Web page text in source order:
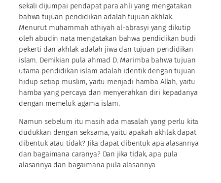
sekali dijumpai pendapat para ahli yang mengatakan
bahwa tujuan pendidikan adalah tujuan akhlak.
Menurut muhammah athiyah al-abrasyi yang dikutip
oleh abudin nata mengatakan bahwa pendidikan budi
pekerti dan akhlak adalah jiwa dan tujuan pendidikan
islam. Demikian pula ahmad D. Marimba bahwa tujuan
utama pendidikan islam adalah identik dengan tujuan
hidup setiap muslim, yaitu menjadi hamba Allah, yaitu
hamba yang percaya dan menyerahkan diri kepadanya
dengan memeluk agama islam.
Namun sebelum itu masih ada masalah yang perlu kita
dudukkan dengan seksama, yaitu apakah akhlak dapat
dibentuk atau tidak? Jika dapat dibentuk apa alasannya
dan bagaimana caranya? Dan jika tidak, apa pula
alasannya dan bagaimana pula alasannya.